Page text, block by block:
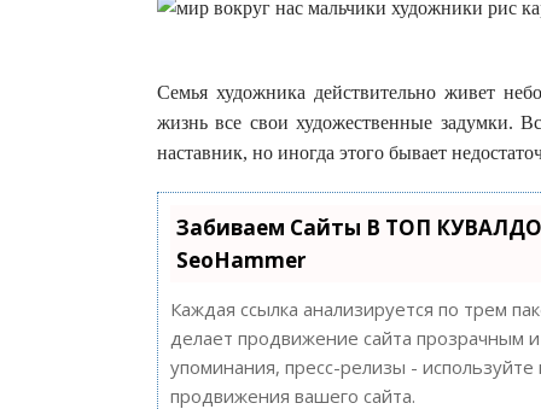
Семья художника действительно живет
жизнь все свои художественные задумки.
наставник, но иногда этого бывает
Забиваем Сайты В ТОП
SeoHammer
Каждая ссылка анализируется по трем
делает продвижение сайта прозрачным
упоминания, пресс-релизы -
продвижения вашего сайта.